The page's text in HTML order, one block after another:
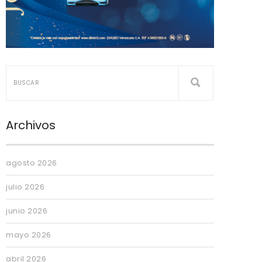
Archivos
agosto 2026
julio 2026
junio 2026
mayo 2026
abril 2026